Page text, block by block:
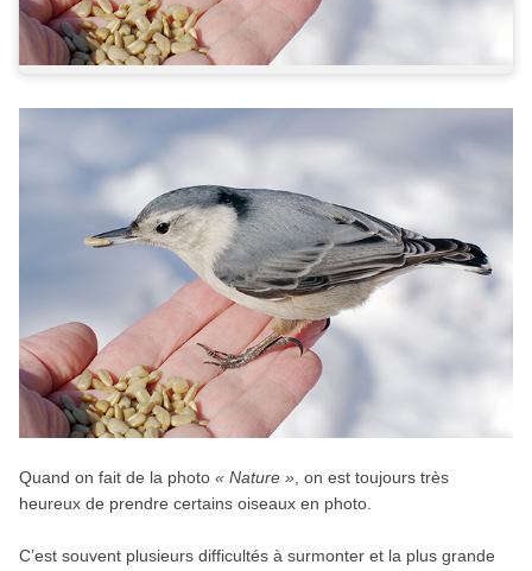
Quand on fait de la photo « Nature », on est toujours très
heureux de prendre certains oiseaux en photo.
C’est souvent plusieurs difficultés à surmonter et la plus grande